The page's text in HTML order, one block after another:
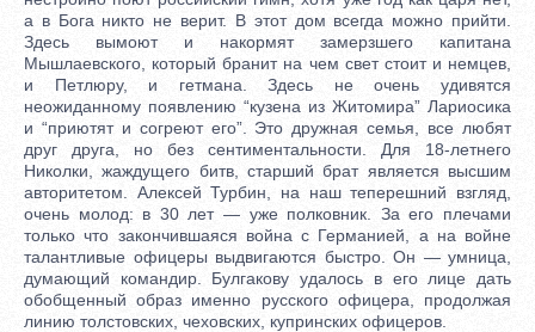
а в Бога никто не верит. В этот дом всегда можно прийти.
Здесь вымоют и накормят замерзшего капитана
Мышлаевского, который бранит на чем свет стоит и немцев,
и Петлюру, и гетмана. Здесь не очень удивятся
неожиданному появлению “кузена из Житомира” Лариосика
и “приютят и согреют его”. Это дружная семья, все любят
друг друга, но без сентиментальности. Для 18-летнего
Николки, жаждущего битв, старший брат является высшим
авторитетом. Алексей Турбин, на наш теперешний взгляд,
очень молод: в 30 лет — уже полковник. За его плечами
только что закончившаяся война с Германией, а на войне
талантливые офицеры выдвигаются быстро. Он — умница,
думающий командир. Булгакову удалось в его лице дать
обобщенный образ именно русского офицера, продолжая
линию толстовских, чеховских, купринских офицеров.